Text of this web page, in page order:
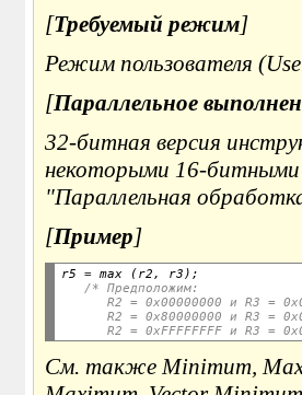
[Требуемый режим]
Режим пользователя
[Параллельное
32-битная версия
некоторыми 16-битными
"Параллельная
[Пример]
r5 = max (r2, r3);
/* Предположим:
R2 = 0x00000000 и R3 =
R2 = 0x80000000 и R3 =
R2 = 0xFFFFFFFF и R3 =
См. также Minimum,